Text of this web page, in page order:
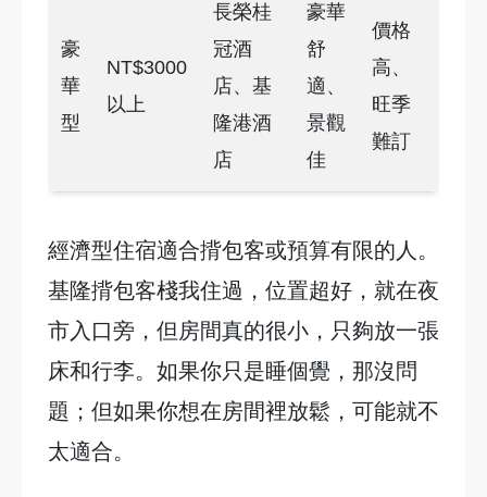
豪
華
型
NT$3000
以上
長榮桂
冠酒
店、基
隆港酒
店
豪華
舒
適、
景觀
佳
價格
高、
旺季
難訂
經濟型住宿適合揹包客或預算有限的人。
基隆揹包客棧我住過，位置超好，就在夜
市入口旁，但房間真的很小，只夠放一張
床和行李。如果你只是睡個覺，那沒問
題；但如果你想在房間裡放鬆，可能就不
太適合。